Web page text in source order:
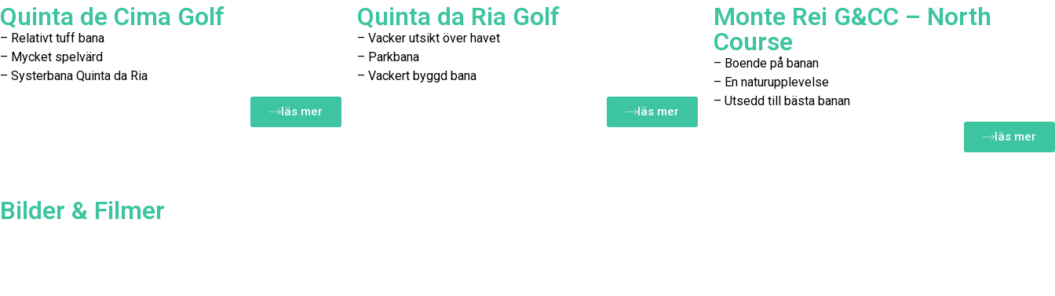
Quinta de Cima Golf
– Relativt tuff bana
– Mycket spelvärd
– Systerbana Quinta da Ria
läs mer
Quinta da Ria Golf
– Vacker utsikt över havet
– Parkbana
– Vackert byggd bana
läs mer
Monte Rei G&CC – North
Course
– Boende på banan
– En naturupplevelse
– Utsedd till bästa banan
läs mer
Bilder & Filmer